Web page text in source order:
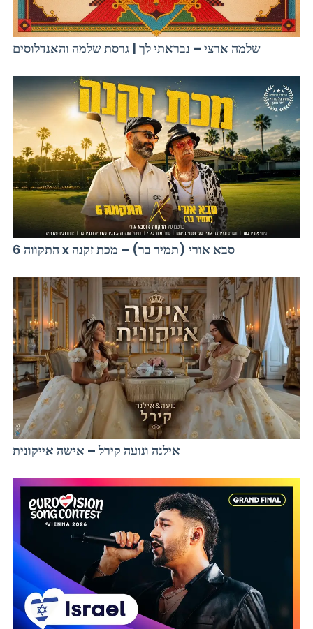
שלמה ארצי – נבראתי לך | גרסת שלמה והאנדלוסים
התקווה 6 x סבא אורי (תמיר בר) – מכת זקנה
אילנה ונועה קירל – אישה אייקונית